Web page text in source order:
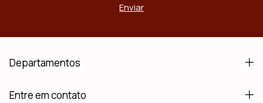
Departamentos
Entre em contato